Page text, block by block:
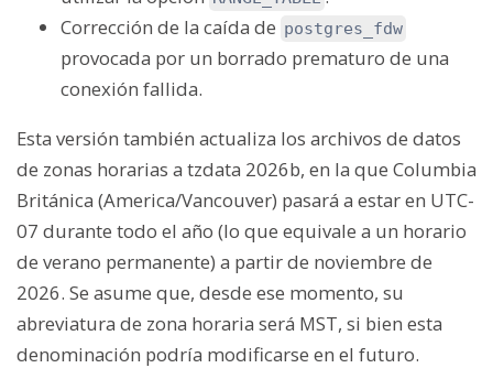
Corrección de la caída de postgres_fdw
provocada por un borrado prematuro de una
conexión fallida.
Esta versión también actualiza los archivos de datos
de zonas horarias a tzdata 2026b, en la que Columbia
Británica (America/Vancouver) pasará a estar en UTC-
07 durante todo el año (lo que equivale a un horario
de verano permanente) a partir de noviembre de
2026. Se asume que, desde ese momento, su
abreviatura de zona horaria será MST, si bien esta
denominación podría modificarse en el futuro.